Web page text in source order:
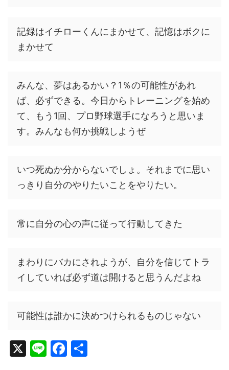
記録はイチローくんにまかせて、記憶はボクに
まかせて
みんな、夢はあるかい？1％の可能性があれ
ば、必ずできる。今日からトレーニングを始め
て、もう1回、プロ野球選手になろうと思いま
す。みんなも何か挑戦しようぜ
いつ死ぬか分からないでしょ。それまでに思い
っきり自分のやりたいことをやりたい。
常に自分の心の声に従って行動してきた
まわりにバカにされようが、自分を信じてトラ
イしていれば必ず道は開けると思うんだよね
可能性は誰かに決めつけられるものじゃない
X
Li F